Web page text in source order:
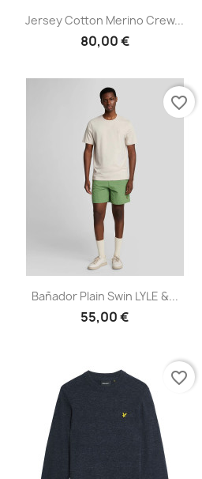
Vista rápida
Jersey Cotton Merino Crew...
80,00 €
Vista rápida
Bañador Plain Swin LYLE &...
55,00 €
favorite_border
favorite_border